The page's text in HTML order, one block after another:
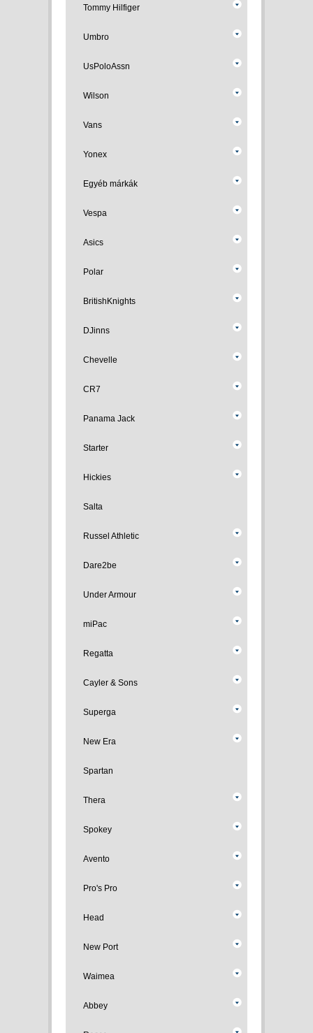
Tommy Hilfiger
Umbro
UsPoloAssn
Wilson
Vans
Yonex
Egyéb márkák
Vespa
Asics
Polar
BritishKnights
DJinns
Chevelle
CR7
Panama Jack
Starter
Hickies
Salta
Russel Athletic
Dare2be
Under Armour
miPac
Regatta
Cayler & Sons
Superga
New Era
Spartan
Thera
Spokey
Avento
Pro's Pro
Head
New Port
Waimea
Abbey